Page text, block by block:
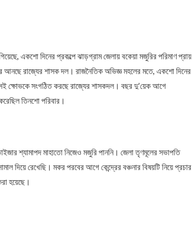
একশো দিনের প্রকল্পে ঝাড়গ্রাম জেলায় বকেয়া মজুরির পরিমাণ প্রায়
আনছে রাজ্যের শাসক দল। রাজনৈতিক অভিজ্ঞ মহলের মতে, একশো দিনের
ক্ষোভকে সংগঠিত করছে রাজ্যের শাসকদল। বছর দু’য়েক আগে
তিনশো পরিবার।
শ্যামাপদ মাহাতো নিজেও মজুরি পাননি। জেলা তৃণমূলের সভাপতি
দিয়ে রেখেছি। মকর পরবের আগে কেন্দ্রের বঞ্চনার বিষয়টি নিয়ে প্রচার
হয়েছে।